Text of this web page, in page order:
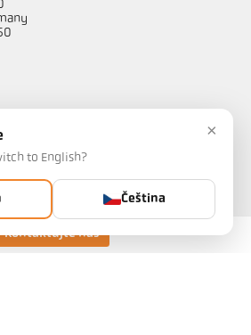
Kontaktujte nás
řešení pro měření teploty? Náš tým
×
to English?
Čeština